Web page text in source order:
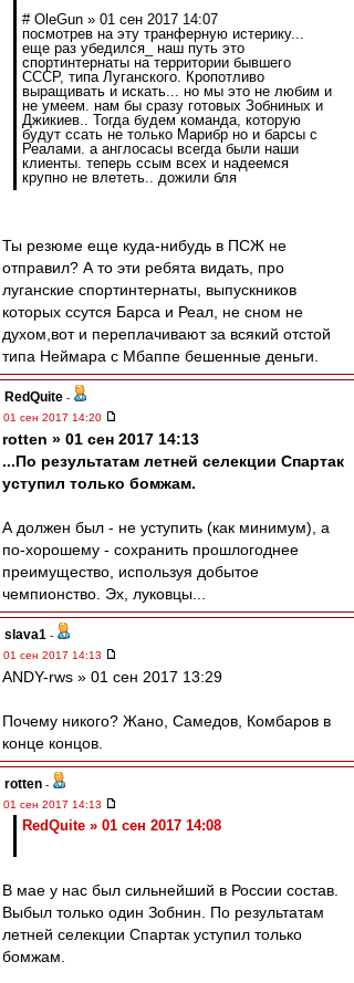
# OleGun » 01 сен 2017 14:07
посмотрев на эту транферную истерику...
еще раз убедился_ наш путь это
спортинтернаты на территории бывшего
СССР, типа Луганского. Кропотливо
выращивать и искать... но мы это не любим и
не умеем. нам бы сразу готовых Зобниных и
Джикиев.. Тогда будем команда, которую
будут ссать не только Марибр но и барсы с
Реалами. а англосасы всегда были наши
клиенты. теперь ссым всех и надеемся
крупно не влететь.. дожили бля
Ты резюме еще куда-нибудь в ПСЖ не
отправил? А то эти ребята видать, про
луганские спортинтернаты, выпускников
которых ссутся Барса и Реал, не сном не
духом,вот и переплачивают за всякий отстой
типа Неймара с Мбаппе бешенные деньги.
RedQuite -
01 сен 2017 14:20
rotten » 01 сен 2017 14:13
...По результатам летней селекции Спартак
уступил только бомжам.
А должен был - не уступить (как минимум), а
по-хорошему - сохранить прошлогоднее
преимущество, используя добытое
чемпионство. Эх, луковцы...
slava1 -
01 сен 2017 14:13
ANDY-rws » 01 сен 2017 13:29
Почему никого? Жано, Самедов, Комбаров в
конце концов.
rotten -
01 сен 2017 14:13
RedQuite » 01 сен 2017 14:08
В мае у нас был сильнейший в России состав.
Выбыл только один Зобнин. По результатам
летней селекции Спартак уступил только
бомжам.